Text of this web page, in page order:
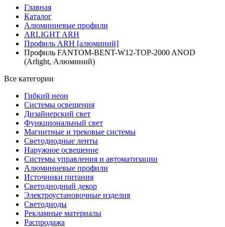
Главная
Каталог
Алюминиевые профили
ARLIGHT ARH
Профиль ARH [алюминий]
Профиль FANTOM-BENT-W12-TOP-2000 ANOD
(Arlight, Алюминий)
Все категории
Гибкий неон
Системы освещения
Дизайнерский свет
Функциональный свет
Магнитные и трековые системы
Светодиодные ленты
Наружное освещение
Системы управления и автоматизации
Алюминиевые профили
Источники питания
Светодиодный декор
Электроустановочные изделия
Светодиоды
Рекламные материалы
Распродажа